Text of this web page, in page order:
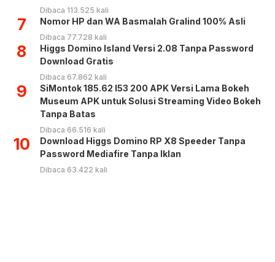
Dibaca 113.525 kali
7 Nomor HP dan WA Basmalah Gralind 100% Asli
Dibaca 77.728 kali
8
Higgs Domino Island Versi 2.08 Tanpa Password
Download Gratis
Dibaca 67.862 kali
9
SiMontok 185.62 l53 200 APK Versi Lama Bokeh
Museum APK untuk Solusi Streaming Video Bokeh
Tanpa Batas
Dibaca 66.516 kali
10
Download Higgs Domino RP X8 Speeder Tanpa
Password Mediafire Tanpa Iklan
Dibaca 63.422 kali